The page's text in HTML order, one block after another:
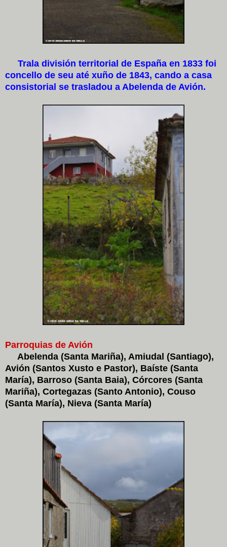
Trala división territorial de España en 1833 foi
concello de seu até xuño de 1843, cando a casa
consistorial se trasladou a Abelenda de Avión.
Parroquias de Avión
Abelenda (Santa Mariña), Amiudal (Santiago),
Avión (Santos Xusto e Pastor), Baíste (Santa
María), Barroso (Santa Baia), Córcores (Santa
Mariña), Cortegazas (Santo Antonio), Couso
(Santa María), Nieva (Santa María)